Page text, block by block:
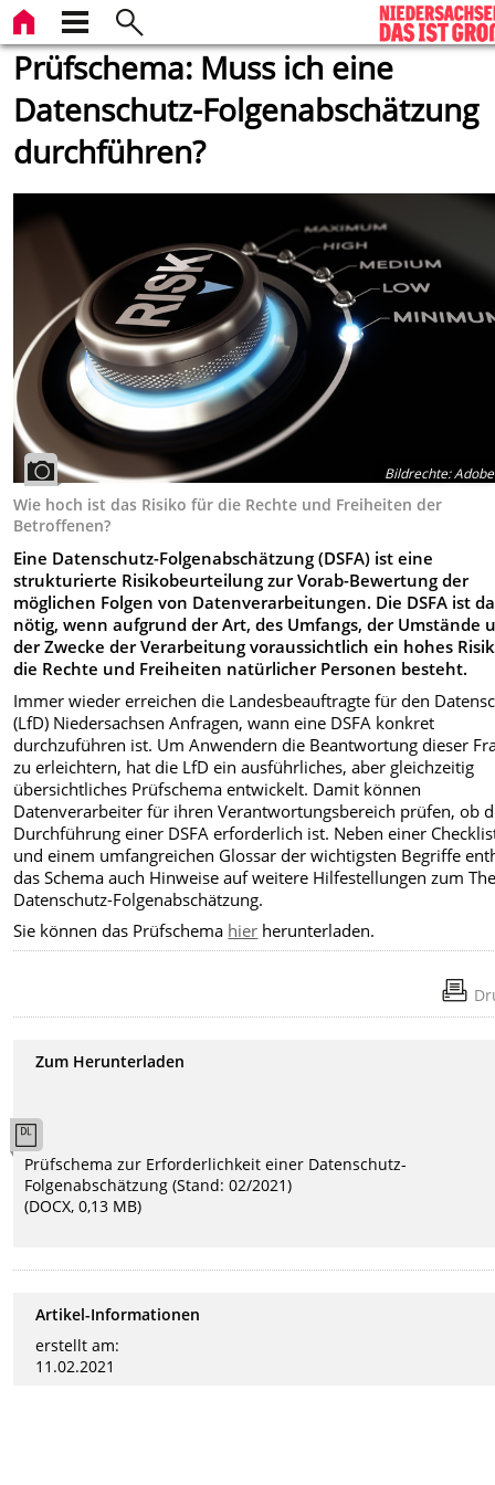
Prüfschema: Muss ich eine
Datenschutz-Folgenabschätzung
durchführen?
Bildrechte:Adobe
Wie hoch ist das Risiko für die Rechte und Freiheiten der
Betroffenen?
Eine Datenschutz-Folgenabschätzung (DSFA) ist eine
strukturierte Risikobeurteilung zur Vorab-Bewertung der
möglichen Folgen von Datenverarbeitungen. Die DSFA ist
nötig, wenn aufgrund der Art, des Umfangs, der Umstände
der Zwecke der Verarbeitung voraussichtlich ein hohes
die Rechte und Freiheiten natürlicher Personen besteht.
Immer wieder erreichen die Landesbeauftragte für den
(LfD) Niedersachsen Anfragen, wann eine DSFA konkret
durchzuführen ist. Um Anwendern die Beantwortung dieser
zu erleichtern, hat die LfD ein ausführliches, aber gleichzeitig
übersichtliches Prüfschema entwickelt. Damit können
Datenverarbeiter für ihren Verantwortungsbereich prüfen, ob
Durchführung einer DSFA erforderlich ist. Neben einer
und einem umfangreichen Glossar der wichtigsten Begriffe
das Schema auch Hinweise auf weitere Hilfestellungen zum
Datenschutz-Folgenabschätzung.
Sie können das Prüfschema hier herunterladen.
Zum Herunterladen
Prüfschema zur Erforderlichkeit einer Datenschutz-
Folgenabschätzung (Stand: 02/2021)
(DOCX, 0,13 MB)
Artikel-Informationen
erstellt am:
11.02.2021